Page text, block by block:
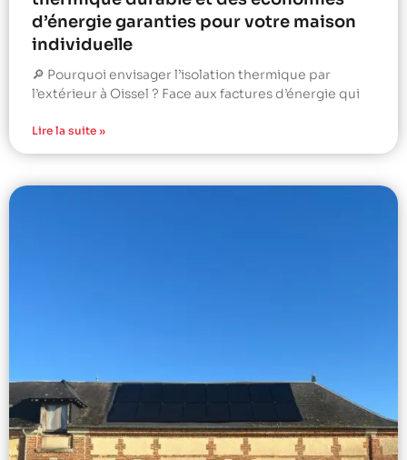
d’énergie garanties pour votre maison
individuelle
🔎 Pourquoi envisager l’isolation thermique par
l’extérieur à Oissel ? Face aux factures d’énergie qui
Lire la suite »